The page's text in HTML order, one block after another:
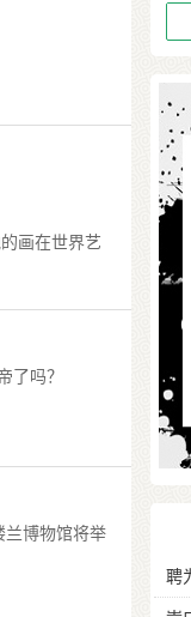
画在世界艺
了吗？
兰博物馆将举
聘